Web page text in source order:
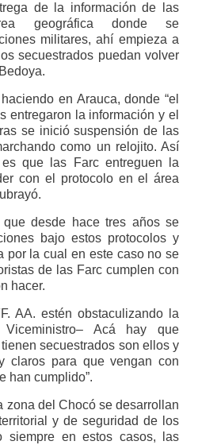
de la información de las
geográfica donde se
militares, ahí empieza a
secuestrados puedan volver
en Arauca, donde “el
entregaron la información y el
se inició suspensión de las
como un relojito. Así
que las Farc entreguen la
con el protocolo en el área
que desde hace tres años se
bajo estos protocolos y
por la cual en este caso no se
de las Farc cumplen con
hacer.
AA. estén obstaculizando la
Viceministro– Acá hay que
secuestrados son ellos y
claros para que vengan con
han cumplido”.
zona del Chocó se desarrollan
y de seguridad de los
siempre en estos casos, las